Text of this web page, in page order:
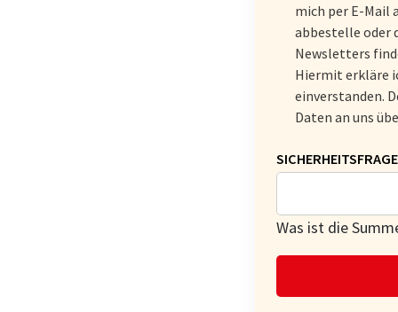
mich per E-Mail
abbestelle oder
Newsletters
Hiermit erkläre
einverstanden.
Daten an uns
PFLICHTFELD
SICHERHEITSFRAGE
Was ist die